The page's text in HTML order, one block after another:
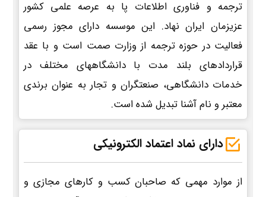
ترجمه و فناوری اطلاعات پا به عرصه علمی کشور
عزیزمان ایران نهاد. این موسسه دارای مجوز رسمی
فعالیت در حوزه ترجمه از وزارت صمت است و با عقد
قراردادهای بلند مدت با دانشگاههای مختلف در
خدمات دانشگاهی، صنعتگران و تجار به عنوان برندی
معتبر و نام آشنا تبدیل شده است.
دارای نماد اعتماد الکترونیکی
از موارد مهمی که صاحبان کسب و کارهای مجازی و